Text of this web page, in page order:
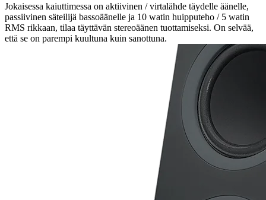
Jokaisessa kaiuttimessa on aktiivinen / virtalähde täydelle äänelle,
passiivinen säteilijä bassoäänelle ja 10 watin huipputeho / 5 watin
RMS rikkaan, tilaa täyttävän stereoäänen tuottamiseksi. On selvää,
että se on parempi kuultuna kuin sanottuna.